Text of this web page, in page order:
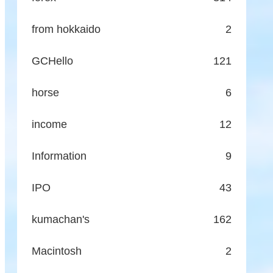
from hokkaido 2
GCHello 121
horse 6
income 12
Information 9
IPO 43
kumachan's 162
Macintosh 2